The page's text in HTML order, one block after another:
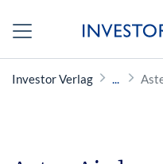
Investor Verlag